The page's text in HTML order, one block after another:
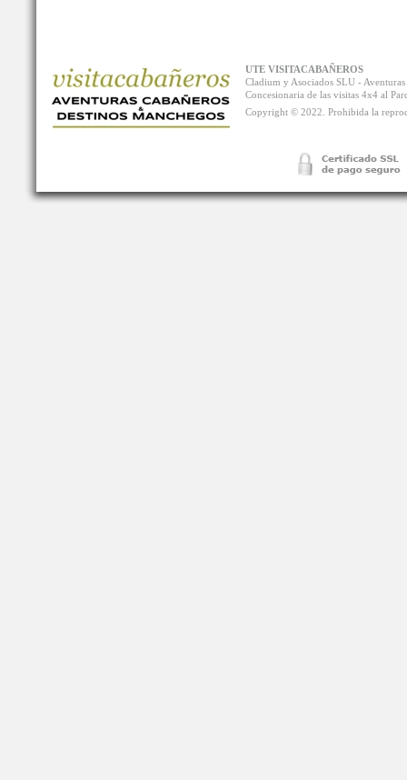
UTE VISITACABAÑEROS
Cladium y Asociados SLU -
Concesionaria de las visitas 4x4 al
Copyright © 2022. Prohibida la